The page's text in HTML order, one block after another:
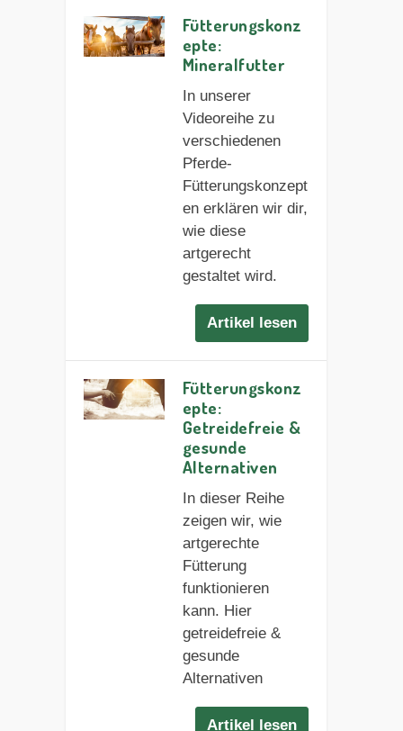
Fütterungskonz
epte:
Mineralfutter
In unserer
Videoreihe zu
verschiedenen
Pferde-
Fütterungskonzept
en erklären wir dir,
wie diese
artgerecht
gestaltet wird.
Artikel lesen
Fütterungskonz
epte:
Getreidefreie &
gesunde
Alternativen
In dieser Reihe
zeigen wir, wie
artgerechte
Fütterung
funktionieren
kann. Hier
getreidefreie &
gesunde
Alternativen
Artikel lesen